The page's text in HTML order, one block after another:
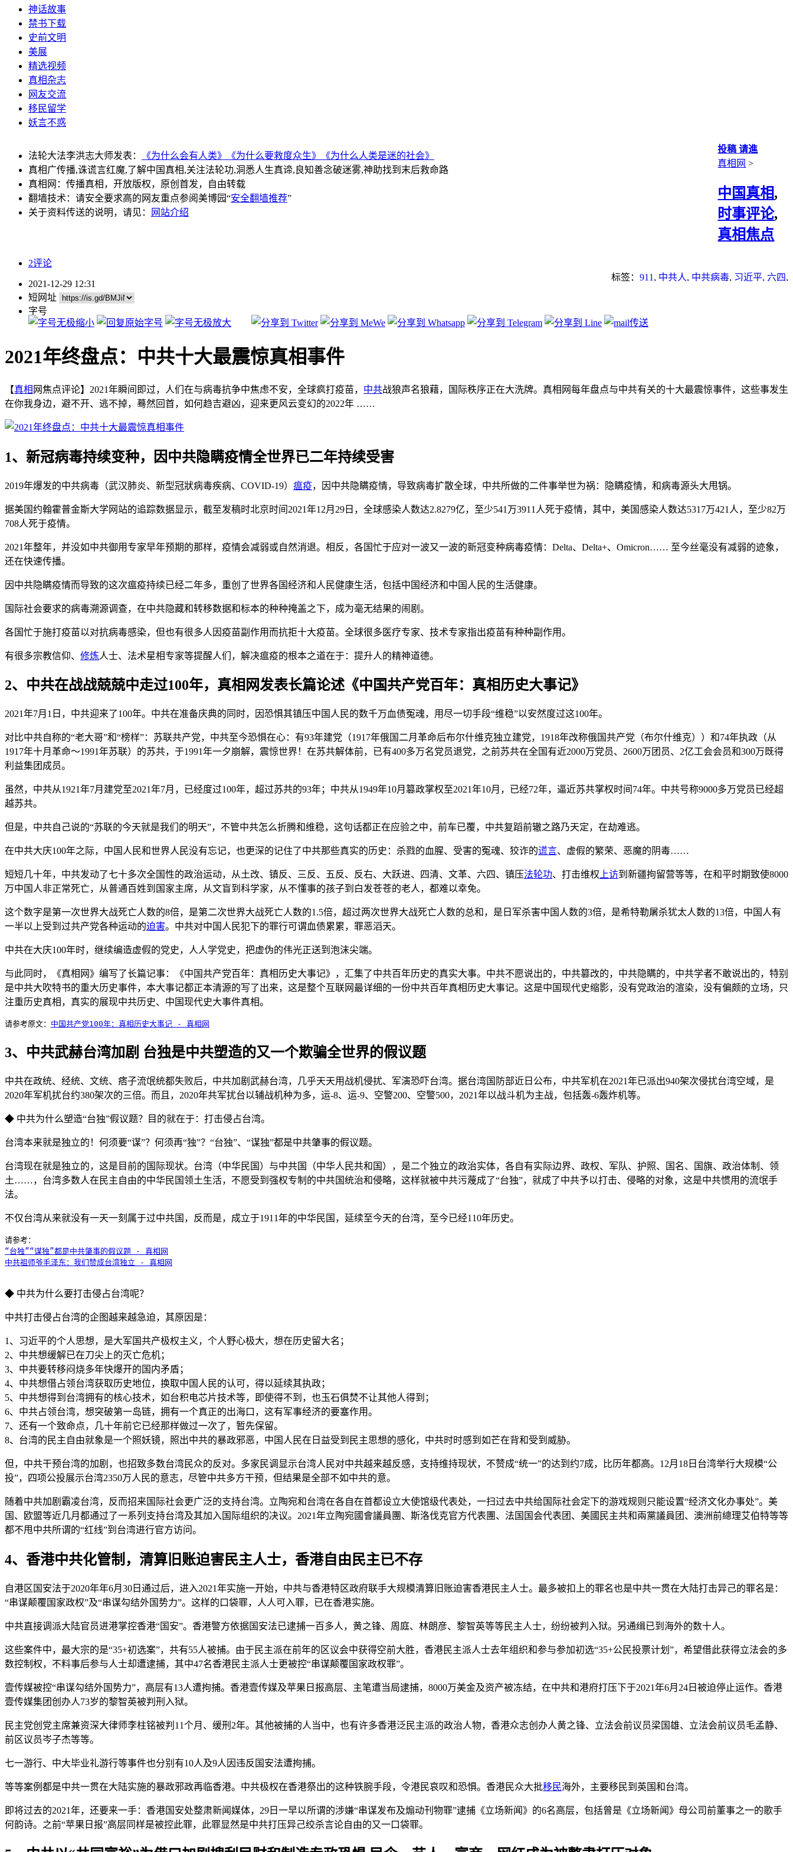
神话故事
禁书下载
史前文明
美展
精选视频
真相杂志
网友交流
移民留学
妖言不惑
法轮大法李洪志大师发表： 《为什么会有人类》 《为什么要救度众生》
《为什么人类是迷的社会》
真相广传播,诛谎言红魔,了解中国真相,关注法轮功,洞悉人生真谛,良知善念破迷雾,神助找到末后救命路
真相网：传播真相，开放版权，原创首发，自由转载
翻墙技术：请安全要求高的网友重点参阅美博园“安全翻墙推荐”
关于资料传送的说明，请见：
网站介绍
投稿 请進
真相网 >
中国真相,
时事评论,
真相焦点
2评论
标签： 911 , 中共人, 中共病毒, 习近平, 六四,
2021-12-29 12:31
短网址
字号
2021年终盘点：中共十大最震惊真相事件
【真相 网焦点评论】2021年瞬间即过，人们在与病毒抗争中焦虑不安，全球疯打疫苗， 中共战狼声名狼藉，国际秩序正在大洗牌。真相网每年盘点与中共有关的十大最震惊事件，这些事发生
在你我身边，避不开、逃不掉，蓦然回首，如何趋吉避凶，迎来更风云变幻的2022年 ……
1、新冠病毒持续变种，因中共隐瞒疫情全世界已二年持续受害
2019年爆发的中共病毒（武汉肺炎、新型冠狀病毒疾病、COVID-19） 瘟疫，因中共隐瞒疫情，导致病毒扩散全球，中共所做的二件事举世为祸：隐瞒疫情，和病毒源头大甩锅。
据美国约翰霍普金斯大学网站的追踪数据显示，截至发稿时北京时间2021年12月29日，全球感染人数达2.8279亿，至少541万3911人死于疫情，其中，美国感染人数达5317万421人，至少82万
708人死于疫情。
2021年整年，并没如中共御用专家早年预期的那样，疫情会减弱或自然消退。相反，各国忙于应对一波又一波的新冠变种病毒疫情：Delta、Delta+、Omicron…… 至今丝毫没有减弱的迹象，
还在快速传播。
因中共隐瞒疫情而导致的这次瘟疫持续已经二年多，重创了世界各国经济和人民健康生活，包括中国经济和中国人民的生活健康。
国际社会要求的病毒溯源调查，在中共隐藏和转移数据和标本的种种掩盖之下，成为毫无结果的闹剧。
各国忙于施打疫苗以对抗病毒感染，但也有很多人因疫苗副作用而抗拒十大疫苗。全球很多医疗专家、技术专家指出疫苗有种种副作用。
有很多宗教信仰、 修炼人士、法术星相专家等提醒人们，解决瘟疫的根本之道在于：提升人的精神道德。
2、中共在战战兢兢中走过100年，真相网发表长篇论述《中国共产党百年：真相历史大事记》
2021年7月1日，中共迎来了100年。中共在准备庆典的同时，因恐惧其镇压中国人民的数千万血债冤魂，用尽一切手段“维稳”以安然度过这100年。
对比中共自称的“老大哥”和“榜样”：苏联共产党，中共至今恐惧在心：有93年建党（1917年俄国二月革命后布尔什维克独立建党，1918年改称俄国共产党（布尔什维克））和74年执政（从
1917年十月革命～1991年苏联）的苏共，于1991年一夕崩解，震惊世界！在苏共解体前，已有400多万名党员退党，之前苏共在全国有近2000万党员、2600万团员、2亿工会会员和300万既得
利益集团成员。
虽然，中共从1921年7月建党至2021年7月，已经度过100年，超过苏共的93年；中共从1949年10月篡政掌权至2021年10月，已经72年，逼近苏共掌权时间74年。中共号称9000多万党员已经超
越苏共。
但是，中共自己说的“苏联的今天就是我们的明天”，不管中共怎么折腾和维稳，这句话都正在应验之中，前车已覆，中共复蹈前辙之路乃天定，在劫难逃。
在中共大庆100年之际，中国人民和世界人民没有忘记，也更深的记住了中共那些真实的历史：杀戮的血腥、受害的冤魂、狡诈的谎言、虚假的繁荣、恶魔的阴毒……
短短几十年，中共发动了七十多次全国性的政治运动，从土改、镇反、三反、五反、反右、大跃进、四清、文革、六四、镇压法轮功、打击维权 上访到新疆拘留营等等，在和平时期致使8000
万中国人非正常死亡，从普通百姓到国家主席，从文盲到科学家，从不懂事的孩子到白发苍苍的老人，都难以幸免。
这个数字是第一次世界大战死亡人数的8倍，是第二次世界大战死亡人数的1.5倍，超过两次世界大战死亡人数的总和，是日军杀害中国人数的3倍，是希特勒屠杀犹太人数的13倍，中国人有
一半以上受到过共产党各种运动的迫害。中共对中国人民犯下的罪行可谓血债累累，罪恶滔天。
中共在大庆100年时，继续编造虚假的党史，人人学党史，把虚伪的伟光正送到泡沫尖端。
与此同时，《真相网》编写了长篇记事：《中国共产党百年：真相历史大事记》，汇集了中共百年历史的真实大事。中共不愿说出的，中共篡改的，中共隐瞒的，中共学者不敢说出的，特别
是中共大吹特书的重大历史事件，本大事记都正本清源的写了出来，这是整个互联网最详细的一份中共百年真相历史大事记。这是中国现代史缩影，没有党政治的渲染，没有偏颇的立场，只
注重历史真相，真实的展现中共历史、中国现代史大事件真相。
请参考原文： 中国共产党100年：真相历史大事记 - 真相网
3、中共武赫台湾加剧 台独是中共塑造的又一个欺骗全世界的假议题
中共在政统、经统、文统、痞子流氓统都失败后，中共加剧武赫台湾，几乎天天用战机侵扰、军演恐吓台湾。据台湾国防部近日公布，中共军机在2021年已派出940架次侵扰台湾空域，是
2020年军机扰台约380架次的三倍。而且，2020年共军扰台以辅战机种为多，运-8、运-9、空警200、空警500，2021年以战斗机为主战，包括轰-6轰炸机等。
◆ 中共为什么塑造“台独”假议题？目的就在于：打击侵占台湾。
台湾本来就是独立的！何须要“谋”？何须再“独”？“台独”、“谋独”都是中共肇事的假议题。
台湾现在就是独立的，这是目前的国际现状。台湾（中华民国）与中共国（中华人民共和国），是二个独立的政治实体，各自有实际边界、政权、军队、护照、国名、国旗、政治体制、领
土……，台湾多数人在民主自由的中华民国领土生活，不愿受到强权专制的中共国统治和侵略，这样就被中共污蔑成了“台独”，就成了中共予以打击、侵略的对象，这是中共惯用的流氓手
法。
不仅台湾从来就没有一天一刻属于过中共国，反而是，成立于1911年的中华民国，延续至今天的台湾，至今已经110年历史。
“台独”“谋独”都是中共肇事的假议题 - 真相网
中共祖师爷毛泽东：我们赞成台湾独立 - 真相网
◆ 中共为什么要打击侵占台湾呢？
中共打击侵占台湾的企图越来越急迫，其原因是：
1、习近平的个人思想，是大军国共产极权主义，个人野心极大，想在历史留大名；
2、中共想缓解已在刀尖上的灭亡危机；
3、中共要转移闷烧多年快爆开的国内矛盾；
4、中共想借占领台湾获取历史地位，换取中国人民的认可，得以延续其执政；
5、中共想得到台湾拥有的核心技术，如台积电芯片技术等，即使得不到，也玉石俱焚不让其他人得到；
6、中共占领台湾，想突破第一岛链，拥有一个真正的出海口，这有军事经济的要塞作用。
7、还有一个致命点，几十年前它已经那样做过一次了，暂先保留。
8、台湾的民主自由就象是一个照妖镜，照出中共的暴政邪恶，中国人民在日益受到民主思想的感化，中共时时感到如芒在背和受到威胁。
但，中共干预台湾的加剧，也招致多数台湾民众的反对。多家民调显示台湾人民对中共越来越反感，支持维持现状，不赞成“统一”的达到约7成，比历年都高。12月18日台湾举行大规模“公
投”，四项公投展示台湾2350万人民的意志，尽管中共多方干预，但结果是全部不如中共的意。
随着中共加剧霸凌台湾，反而招来国际社会更广泛的支持台湾。立陶宛和台湾在各自在首都设立大使馆级代表处，一扫过去中共给国际社会定下的游戏规则只能设置“经济文化办事处”。美
国、欧盟等近几月都通过了一系列支持台湾及其加入国际组织的决议。2021年立陶宛國會議員團、斯洛伐克官方代表團、法国国会代表团、美國民主共和兩黨議員团、澳洲前總理艾伯特等等
都不甩中共所谓的“红线”到台湾进行官方访问。
4、香港中共化管制，清算旧账迫害民主人士，香港自由民主已不存
自港区国安法于2020年年6月30日通过后，进入2021年实施一开始，中共与香港特区政府联手大规模清算旧账迫害香港民主人士。最多被扣上的罪名也是中共一贯在大陆打击异己的罪名是：
“串谋颠覆国家政权”及“串谋勾结外国势力”。这样的口袋罪，人人可入罪，已在香港实施。
中共直接调派大陆官员进港掌控香港“国安”。香港警方依据国安法已逮捕一百多人，黄之锋、周庭、林朗彦、黎智英等等民主人士，纷纷被判入狱。另通缉已到海外的数十人。
这些案件中，最大宗的是“35+初选案”，共有55人被捕。由于民主派在前年的区议会中获得空前大胜，香港民主派人士去年组织和参与参加初选“35+公民投票计划”，希望借此获得立法会的多
数控制权，不料事后参与人士却遭逮捕，其中47名香港民主派人士更被控“串谋颠覆国家政权罪”。
壹传媒被控“串谋勾结外国势力”，高层有13人遭拘捕。香港壹传媒及苹果日报高层、主笔遭当局逮捕，8000万美金及资产被冻结，在中共和港府打压下于2021年6月24日被迫停止运作。香港
壹传媒集团创办人73岁的黎智英被判刑入狱。
民主党创党主席兼资深大律师李柱铭被判11个月、缓刑2年。其他被捕的人当中，也有许多香港泛民主派的政治人物，香港众志创办人黄之锋、立法会前议员梁国雄、立法会前议员毛孟静、
前区议员岑子杰等等。
七一游行、中大毕业礼游行等事件也分别有10人及9人因违反国安法遭拘捕。
等等案例都是中共一贯在大陆实施的暴政邪政再临香港。中共极权在香港祭出的这种铁腕手段，令港民哀叹和恐惧。香港民众大批移民海外，主要移民到英国和台湾。
即将过去的2021年，还要来一手：香港国安处整肃新闻媒体，29日一早以所谓的涉嫌“串谋发布及煽动刊物罪”逮捕《立场新闻》的6名高层，包括曾是《立场新闻》母公司前董事之一的歌手
何韵诗。之前“苹果日报”高层同样是被控此罪，此罪显然是中共打压异己绞杀言论自由的又一口袋罪。